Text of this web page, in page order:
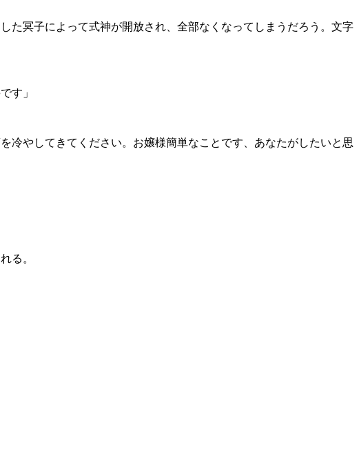
冥子によって式神が開放され、全部なくなってしまうだろう。文字
す」
やしてきてください。お嬢様簡単なことです、あなたがしたいと思
る。